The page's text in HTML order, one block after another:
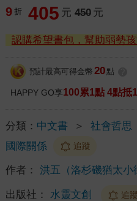
9 折 405 元 450 元
認購希望書包，幫助弱勢孩
預計最高可得金幣 20 點
HAPPY GO享100累1點 4點抵
分類： 中文書 ＞ 社會哲思
國際關係
追蹤
作者： 洪五（洛杉磯猶太小
出版社： 水靈文創 追蹤